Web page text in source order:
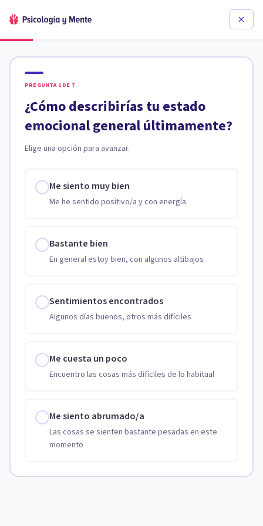
PREGUNTA 1 DE 7
¿Cómo describirías tu estado
emocional general últimamente?
Elige una opción para avanzar.
Me siento muy bien
Me he sentido positivo/a y con energía
Bastante bien
En general estoy bien, con algunos altibajos
Sentimientos encontrados
Algunos días buenos, otros más difíciles
Me cuesta un poco
Encuentro las cosas más difíciles de lo habitual
Me siento abrumado/a
Las cosas se sienten bastante pesadas en este
momento